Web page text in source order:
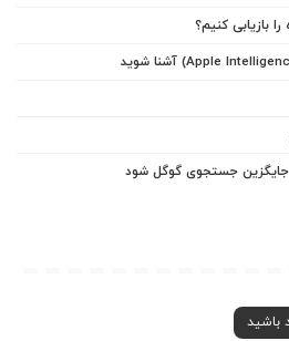
کنیم؟
جستجوی گوگل شود
باشید